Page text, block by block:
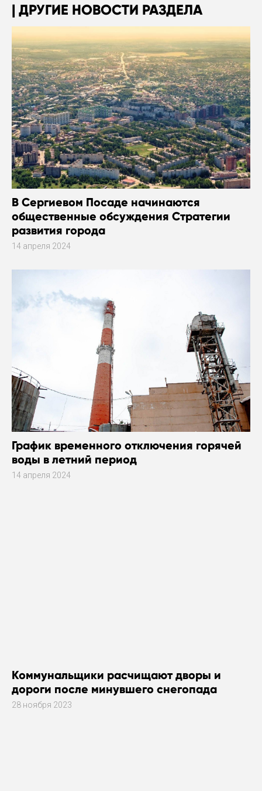
ДРУГИЕ НОВОСТИ РАЗДЕЛА
В Сергиевом Посаде начинаются
общественные обсуждения Стратегии
развития города
14 апреля 2024
График временного отключения горячей
воды в летний период
14 апреля 2024
Коммунальщики расчищают дворы и
дороги после минувшего снегопада
28 ноября 2023